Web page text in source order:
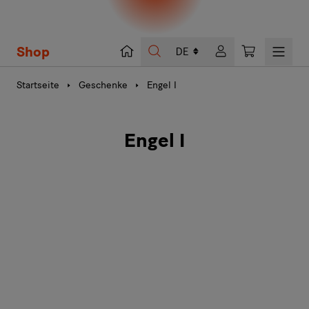
Shop Suche Warenkorb
Startseite Geschenke Engel I
Engel I